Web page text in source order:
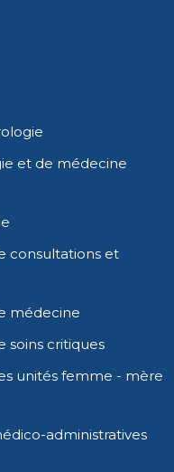
et de médecine
consultations et
médecine
soins critiques
unités femme - mère
administratives